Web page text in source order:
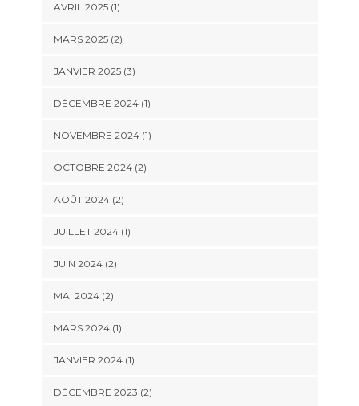
AVRIL 2025(1)
MARS 2025(2)
JANVIER 2025(3)
DÉCEMBRE 2024(1)
NOVEMBRE 2024(1)
OCTOBRE 2024(2)
AOÛT 2024(2)
JUILLET 2024(1)
JUIN 2024(2)
MAI 2024(2)
MARS 2024(1)
JANVIER 2024(1)
DÉCEMBRE 2023 (2)